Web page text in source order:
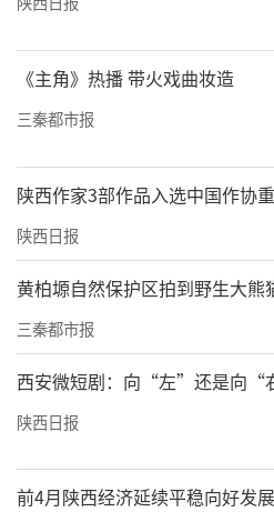
《主角》热播 带火戏曲妆造
三秦都市报
陕西作家3部作品入选中国作协
陕西日报
黄柏塬自然保护区拍到野生大熊
三秦都市报
西安微短剧：向“左”还是向“
陕西日报
前4月陕西经济延续平稳向好发